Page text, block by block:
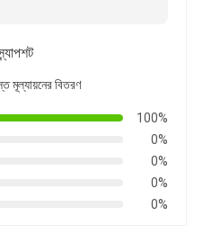
মূল্যায়নের বিতরণ
100%
0%
0%
0%
0%